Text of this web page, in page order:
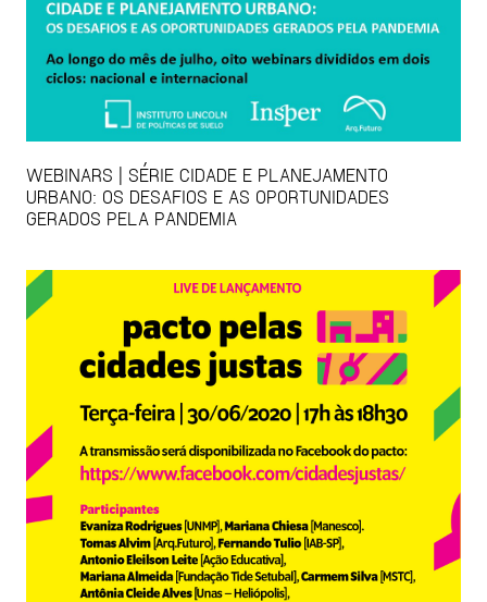
WEBINARS | SÉRIE CIDADE E PLANEJAMENTO
URBANO: OS DESAFIOS E AS OPORTUNIDADES
GERADOS PELA PANDEMIA